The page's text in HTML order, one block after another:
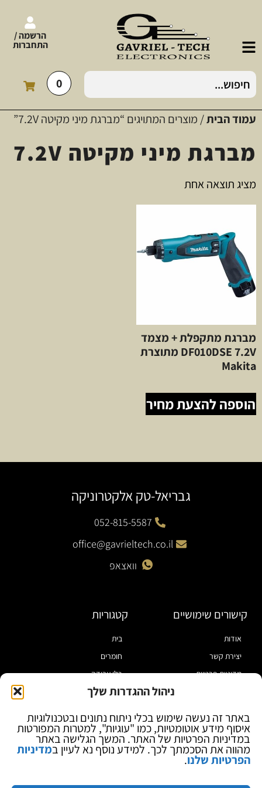
ניהול ההגדרות שלך
באתר זה נעשה שימוש בכלי ניתוח נתונים ובטכנולוגיות
איסוף מידע אוטומטיות, כמו "עוגיות", למטרות המפורטות
במדיניות הפרטיות של האתר. המשך הגלישה באתר
מהווה את הסכמתך לכך. למידע נוסף נא לעיין במדיניות
הפרטיות שלנו.
הרשמה /
התחברות
0
עמוד הבית/ מוצרים המתויגים “מברגת מיני מקיטה 7.2V”
מברגת מיני מקיטה 7.2V
מציג תוצאה אחת
מברגת מתקפלת + מצמד
DF010DSE 7.2V מתוצרת
Makita
הוספה להצעת מחיר
גבריאל-טק אלקטרוניקה
052-815-5587
office@gavrieltech.co.il
וואצאפ
קישורים שימושיים
אודות
יצירת קשר
מדיניות פרטיות
בלוג
קטגוריות
בית
חומרים
כלי עבודה
מוצרי הלחמה
ספקי כח ומודדים
ציוד אופטי להגדלה